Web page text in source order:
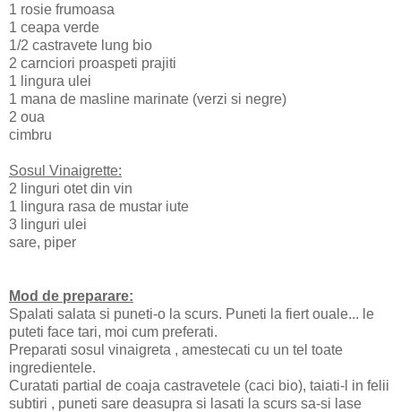
1 rosie frumoasa
1 ceapa verde
1/2 castravete lung bio
2 carnciori proaspeti prajiti
1 lingura ulei
1 mana de masline marinate (verzi si negre)
2 oua
cimbru
Sosul Vinaigrette:
2 linguri otet din vin
1 lingura rasa de mustar iute
3 linguri ulei
sare, piper
Mod de preparare:
Spalati salata si puneti-o la scurs. Puneti la fiert ouale... le
puteti face tari, moi cum preferati.
Preparati sosul vinaigreta , amestecati cu un tel toate
ingredientele.
Curatati partial de coaja castravetele (caci bio), taiati-l in felii
subtiri , puneti sare deasupra si lasati la scurs sa-si lase